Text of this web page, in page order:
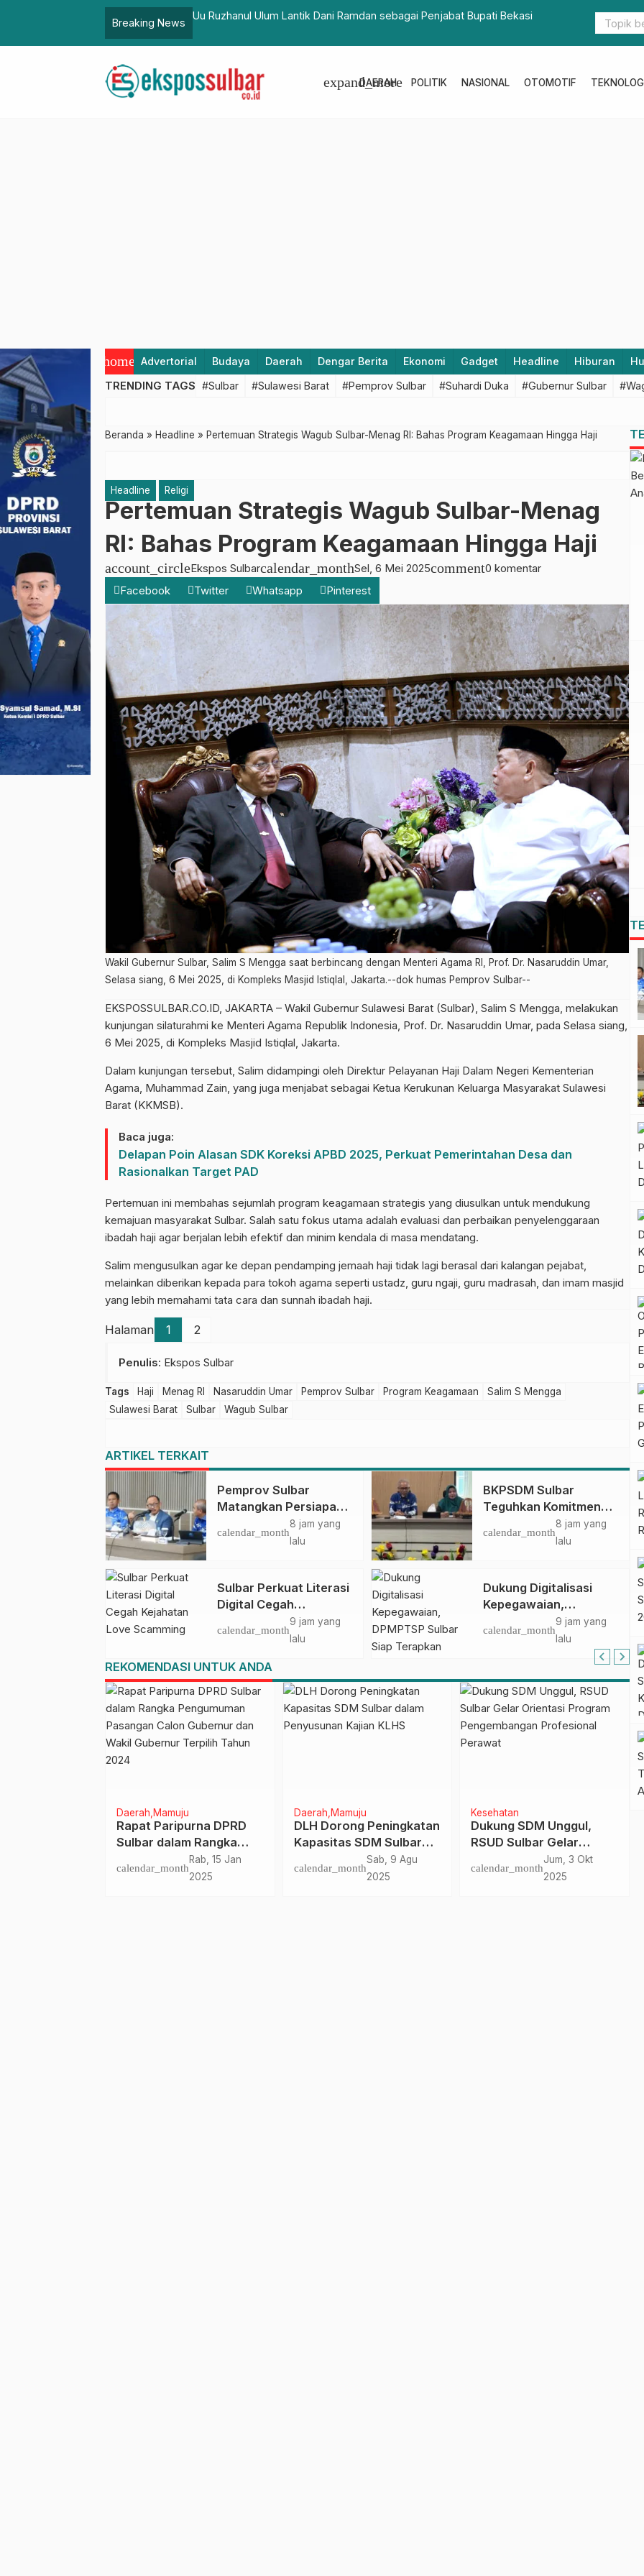
Breaking News
Jumat Berkah, Polda Sulbar Libatkan Anak Yatim dalam Doa untuk Kamtibmas
Antusias
Mendatang
DAERAH
expand_more POLITIK NASIONAL OTOMOTIF
home Advertorial Budaya Daerah Dengar Berita Ekonomi Gadget Headline Hiburan
TRENDING TAGS #Sulbar #Sulawesi Barat #Pemprov Sulbar #Suhardi Duka #Gubernur Sulbar
Beranda » Headline » Pertemuan Strategis Wagub Sulbar-Menag RI: Bahas Program Keagamaan Hingga Haji
Headline Religi
Pertemuan Strategis Wagub Sulbar-Menag
RI: Bahas Program Keagamaan Hingga Haji
account_circleEkspos Sulbarcalendar_monthSel, 6 Mei 2025comment0 komentar
Facebook
Twitter Whatsapp Pinterest
Wakil Gubernur Sulbar, Salim S Mengga saat berbincang dengan Menteri Agama RI, Prof. Dr. Nasaruddin Umar,
Selasa siang, 6 Mei 2025, di Kompleks Masjid Istiqlal, Jakarta.--dok humas Pemprov Sulbar--
EKSPOSSULBAR.CO.ID, JAKARTA – Wakil Gubernur Sulawesi Barat (Sulbar), Salim S Mengga, melakukan
kunjungan silaturahmi ke Menteri Agama Republik Indonesia, Prof. Dr. Nasaruddin Umar, pada Selasa siang,
6 Mei 2025, di Kompleks Masjid Istiqlal, Jakarta.
Dalam kunjungan tersebut, Salim didampingi oleh Direktur Pelayanan Haji Dalam Negeri Kementerian
Agama, Muhammad Zain, yang juga menjabat sebagai Ketua Kerukunan Keluarga Masyarakat Sulawesi
Barat (KKMSB).
Baca juga:
Delapan Poin Alasan SDK Koreksi APBD 2025, Perkuat Pemerintahan Desa dan
Rasionalkan Target PAD
Pertemuan ini membahas sejumlah program keagamaan strategis yang diusulkan untuk mendukung
kemajuan masyarakat Sulbar. Salah satu fokus utama adalah evaluasi dan perbaikan penyelenggaraan
ibadah haji agar berjalan lebih efektif dan minim kendala di masa mendatang.
Salim mengusulkan agar ke depan pendamping jemaah haji tidak lagi berasal dari kalangan pejabat,
melainkan diberikan kepada para tokoh agama seperti ustadz, guru ngaji, guru madrasah, dan imam masjid
yang lebih memahami tata cara dan sunnah ibadah haji.
Halaman 1 2
Penulis: Ekspos Sulbar
Tags Haji Menag RI Nasaruddin Umar Pemprov Sulbar Program Keagamaan
Salim S Mengga
Sulawesi Barat
Sulbar Wagub Sulbar
ARTIKEL TERKAIT
Pemprov Sulbar
Matangkan Persiapan
HUT Ke-81 RI, Puncak
Upacara di Lapangan
calendar_month
8 jam yang
lalu
BKPSDM Sulbar
Teguhkan Komitmen
Pengembangan
Kompetensi ASN
Perjanjian Tugas
Belajar 2026
calendar_month
8 jam yang
lalu
Sulbar Perkuat Literasi
Digital Cegah
Kejahatan Love
Scamming
calendar_month
9 jam yang
lalu
Dukung Digitalisasi
Kepegawaian,
DPMPTSP Sulbar Siap
Terapkan Aplikasi
calendar_month
9 jam yang
lalu
REKOMENDASI UNTUK ANDA
Daerah Mamuju
Rapat Paripurna DPRD
Sulbar dalam Rangka
Pengumuman Pasangan
Calon Gubernur dan
calendar_month
Rab, 15 Jan
2025
Daerah Mamuju
DLH Dorong Peningkatan
Kapasitas SDM Sulbar
dalam Penyusunan
Kajian KLHS
calendar_month
Sab, 9 Agu
2025
Kesehatan
Dukung SDM Unggul,
RSUD Sulbar Gelar
Orientasi Program
Pengembangan
calendar_month
Jum, 3 Okt
2025